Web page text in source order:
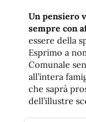
Un pensiero
sempre con
essere della
Esprimo a
Comunale
all’intera
che saprà
dell’illustre